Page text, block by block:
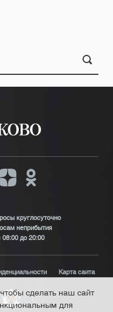
круглосуточно
неприбытия
до 20:00
Карта сайта
сделать наш сайт
для